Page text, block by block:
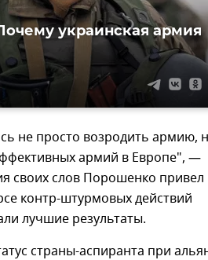
украинская армия
не просто возродить армию,
армий в Европе", —
своих слов Порошенко привел
контр-штурмовых действий
лучшие результаты.
страны-аспиранта при